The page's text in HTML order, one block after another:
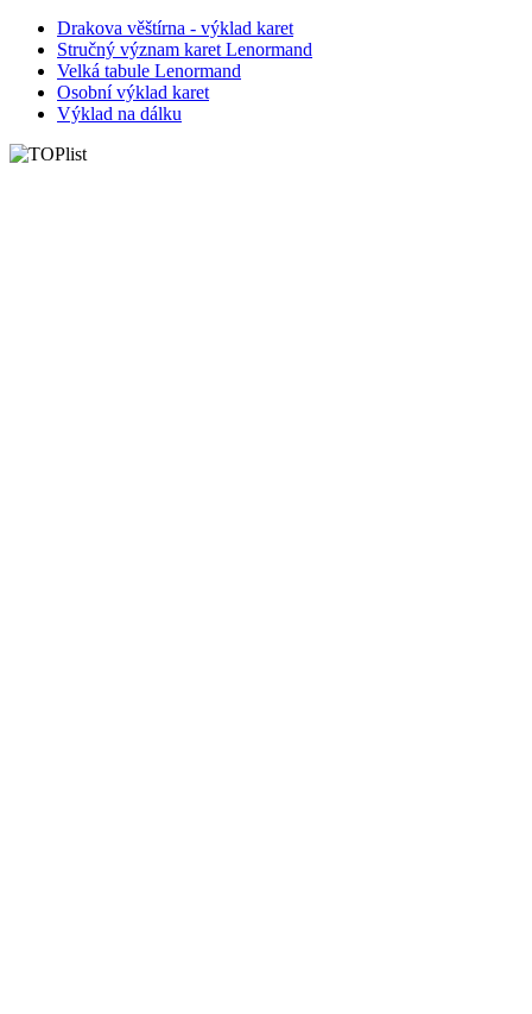
Drakova věštírna - výklad karet
Stručný význam karet Lenormand
Velká tabule Lenormand
Osobní výklad karet
Výklad na dálku